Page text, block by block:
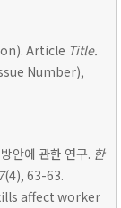
Article Title.
Number),
안에 관한 연구. 한
(4), 63-63.
affect worker